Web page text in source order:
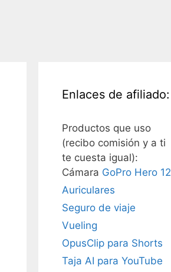
Enlaces de afiliado:
Productos que uso
(recibo comisión y a ti
te cuesta igual):
Cámara GoPro Hero 12
Auriculares
Seguro de viaje
Vueling
OpusClip para Shorts
Taja AI para YouTube